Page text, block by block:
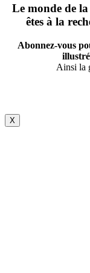
Le monde de
êtes à la
Abonnez-vous
Ainsi la
X